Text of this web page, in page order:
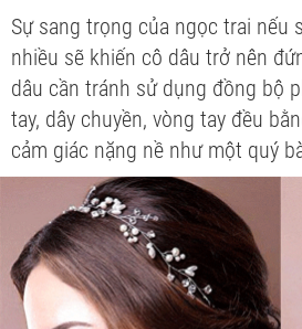
Sự sang trọng của ngọc trai nếu
nhiều sẽ khiến cô dâu trở nên
dâu cần tránh sử dụng đồng bộ
tay, dây chuyền, vòng tay đều
cảm giác nặng nề như một quý